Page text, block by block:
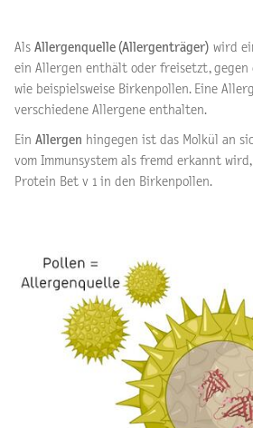
Als Allergenquelle (Allergenträger) wird
ein Allergen enthält oder freisetzt, gegen
wie beispielsweise Birkenpollen. Eine
verschiedene Allergene enthalten.
Ein Allergen hingegen ist das Molkül an
vom Immunsystem als fremd erkannt
Protein Bet v 1 in den Birkenpollen.